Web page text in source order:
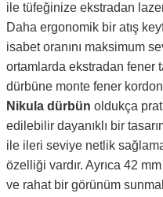
ile tüfeğinize ekstradan
Daha ergonomik bir atış
isabet oranını maksimum
ortamlarda ekstradan fener
dürbüne monte fener
Nikula dürbün oldukça
edilebilir dayanıklı bir
ile ileri seviye netlik
özelliği vardır. Ayrıca 42
ve rahat bir görünüm